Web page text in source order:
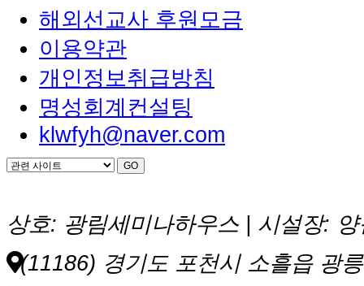
해외선교사 후원모금
이용약관
개인정보취급방침
명성회계컨설팅
klwfyh@naver.com
상호: 광림세미나하우스 | 시설장:
(11186) 경기도 포천시 소흘읍 광